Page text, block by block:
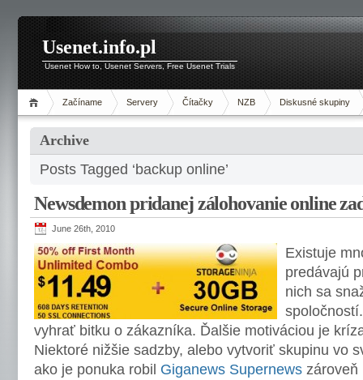
Usenet.info.pl
Usenet How to, Usenet Servers, Free Usenet Trials
Začíname Servery Čítačky NZB Diskusné skupiny
Archive
Posts Tagged ‘backup online’
Newsdemon pridanej zálohovanie online
June 26th, 2010
Existuje
predávajú
nich sa
vyhrať bitku o zákazníka. Ďalšie motiváciou je
Niektoré nižšie sadzby, alebo vytvoriť skupinu vo
ako je ponuka robil Giganews Supernews zároveň